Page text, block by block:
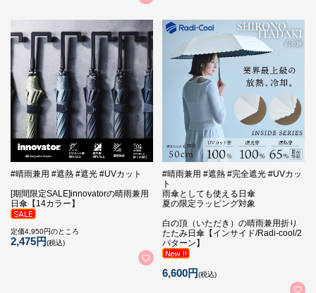
#晴雨兼用 #遮熱 #遮光 #UVカット
[期間限定SALE]innovatorの晴雨兼用
日傘【14カラー】
定価4,950円のところ
2,475円(税込)
#晴雨兼用 #遮熱 #完全遮光 #UVカッ
ト
雨傘としても使える日傘
夏の限定ラッピング対象
白の頂（いただき）の晴雨兼用折り
たたみ日傘【インサイド/Radi-cool/2
パターン】
6,600円(税込)